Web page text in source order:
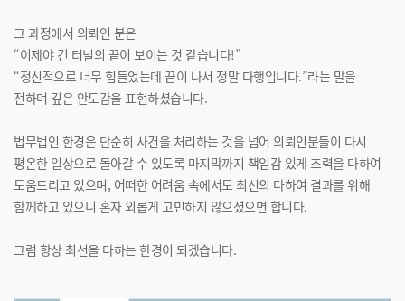
그 과정에서 의뢰인 분은
“이제야 긴 터널의 끝이 보이는 것 같습니다!”
“정신적으로 너무 힘들었는데 끝이 나서 정말 다행입니다.”라는 말을
전하며 깊은 안도감을 표현하셨습니다.
법무법인 한경은 단순히 사건을 처리하는 것을 넘어 의뢰인분들이 다시
평온한 일상으로 돌아갈 수 있도록 마지막까지 책임감 있게 조력을 다하여
도움드리고 있으며, 어떠한 어려움 속에서도 최선의 다하여 결과를 위해
함께하고 있으니 혼자 외롭게 고민하지 않으셨으면 합니다.
그럼 항상 최선을 다하는 한경이 되겠습니다.